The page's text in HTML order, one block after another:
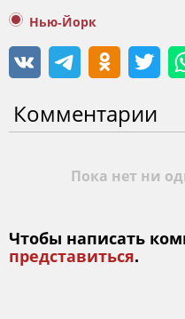
Нью-Йорк
Комментарии
Пока нет ни
Чтобы написать
представиться.